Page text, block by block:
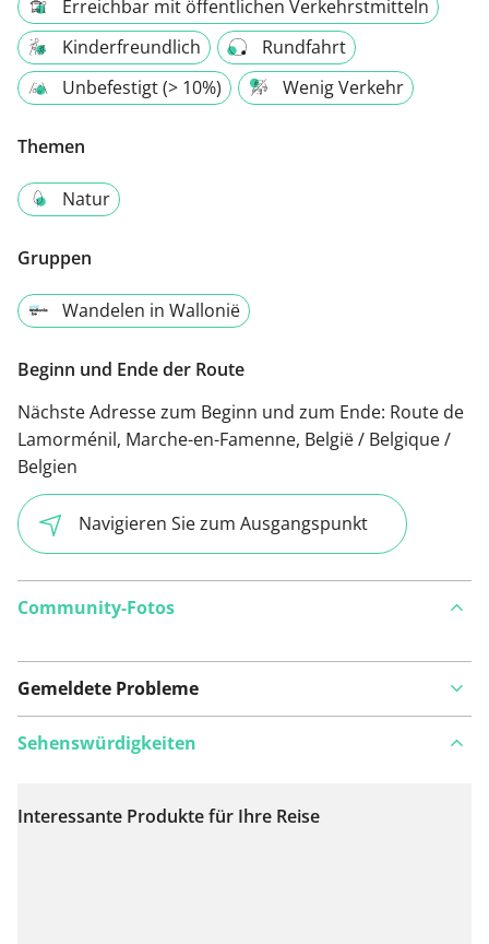
Erreichbar mit öffentlichen Verkehrstmitteln
Kinderfreundlich
Rundfahrt
Unbefestigt (> 10%)
Wenig Verkehr
Themen
Natur
Gruppen
Wandelen in Wallonië
Beginn und Ende der Route
Nächste Adresse zum Beginn und zum Ende: Route de
Lamorménil, Marche-en-Famenne, België / Belgique /
Belgien
Navigieren Sie zum Ausgangspunkt
Community-Fotos
Gemeldete Probleme
Auf Karte anzeigen
Sehenswürdigkeiten
Interessante Produkte für Ihre Reise